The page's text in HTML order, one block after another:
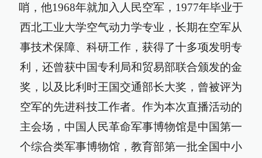
哨，他1968年就加入人民空军，1977年毕业于
西北工业大学空气动力学专业，长期在空军从
事技术保障、科研工作，获得了十多项发明专
利，还曾获中国专利局和贸易部联合颁发的金
奖，以及比利时王国交通部长大奖，曾被评为
空军的先进科技工作者。作为本次直播活动的
主会场，中国人民革命军事博物馆是中国第一
个综合类军事博物馆，教育部第一批全国中小